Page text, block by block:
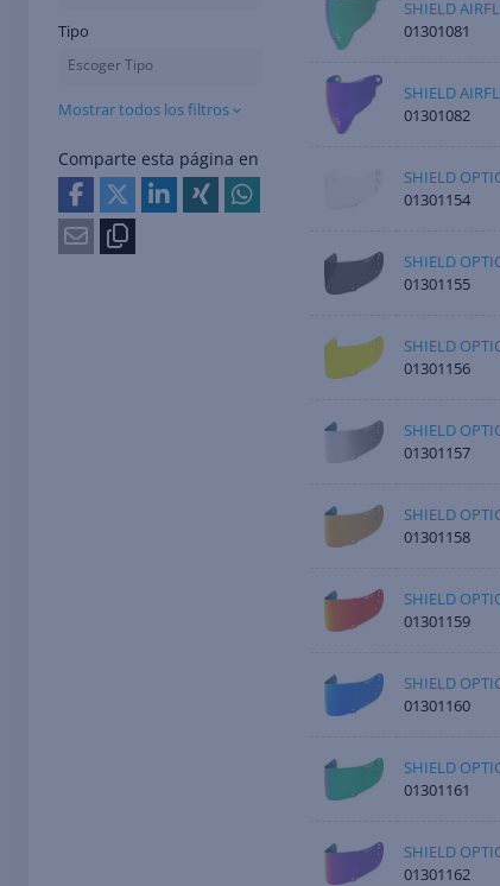
Tipo
Escoger Tipo
Mostrar todos los filtros
Comparte esta página en
SHIELD
01301081
SHIELD
01301082
SHIELD
01301154
SHIELD
01301155
SHIELD
01301156
SHIELD
01301157
SHIELD
01301158
SHIELD
01301159
SHIELD
01301160
SHIELD
01301161
SHIELD
01301162